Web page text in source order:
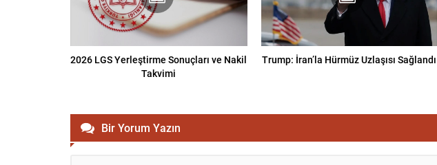
2026 LGS Yerleştirme Sonuçları ve Nakil
Takvimi
Trump: İran’la Hürmüz Uzlaşısı Sağlandı
Bir Yorum Yazın